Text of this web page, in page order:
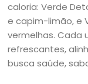
caloria: Verde
e capim-limão, e
vermelhas. Cada
refrescantes,
busca saúde,